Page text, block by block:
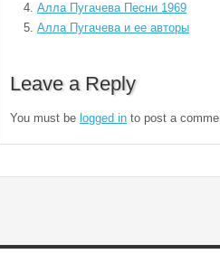
Алла Пугачева Песни 1969
Алла Пугачева и ее авторы
Leave a Reply
You must be logged in to post a